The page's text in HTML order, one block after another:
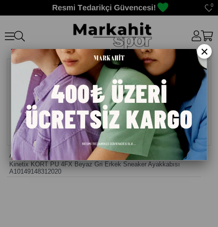
0
Anasayfa> Erkek Sneaker Günlük Ayakkabı>
Kinetix KORT PU 4FX Beyaz Gri Erkek Sneaker Ayakkabısı
A10149148312020
×